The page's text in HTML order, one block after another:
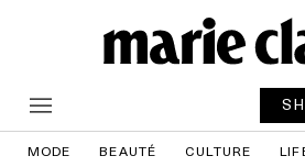
MODE BEAUTÉ CULTURE